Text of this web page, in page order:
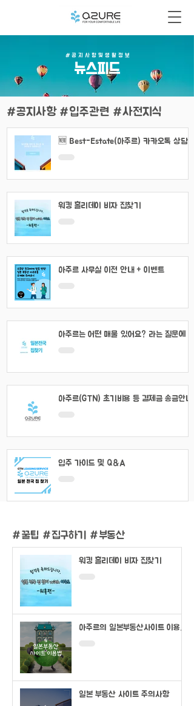
# 공 지 사 항 및 생 활 정 보
​뉴스피드
#공지사항 #입주관련 #사전지식
🆕 Best-Estate(아주르) 카카오톡 상담
워킹 홀리데이 비자 집찾기
아주르 사무실 이전 안내 + 이벤트
아주르는 어떤 매물 있어요? 라는 질문에 대
아주르(GTN) 초기비용 등 결제금 송금안내
입주 가이드 및 Q&A
#꿀팁 #집구하기 #부동산
워킹 홀리데이 비자 집찾기
아주르의 일본부동산사이트 이용법
일본 부동산 사이트 주의사항